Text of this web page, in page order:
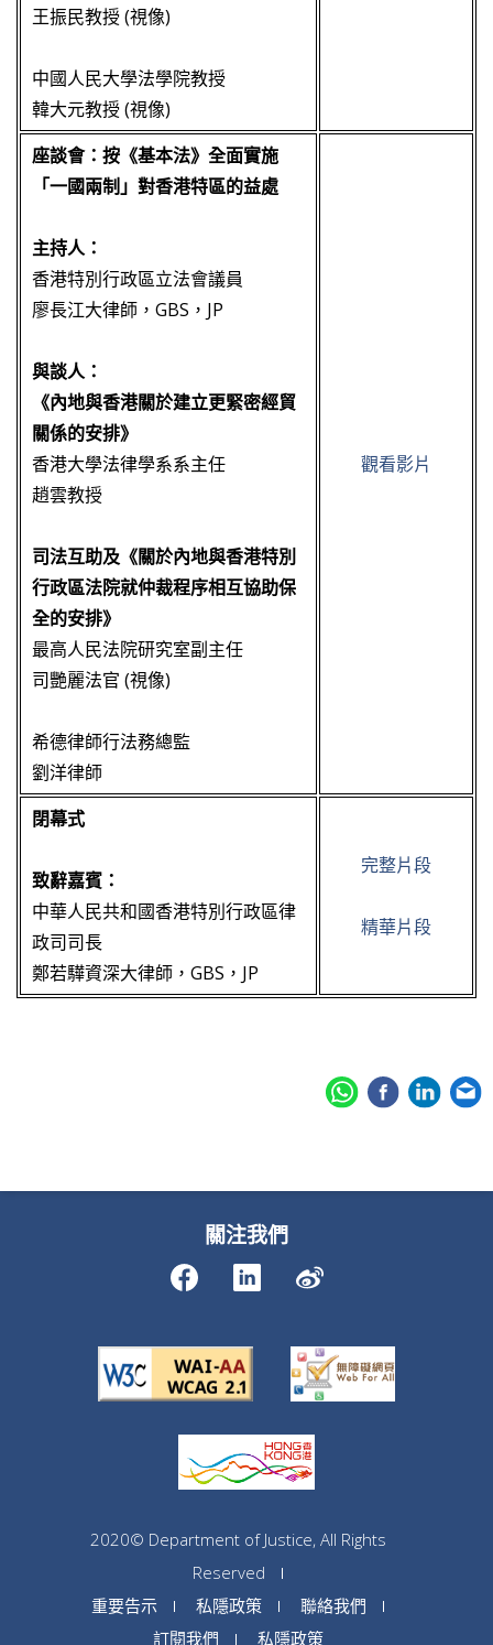
王振民教授 (視像)
中國人民大學法學院教授
韓大元教授 (視像)
座談會：按《基本法》全面實施
「一國兩制」對香港特區的益處
主持人：
香港特別行政區立法會議員
廖長江大律師，GBS，JP
與談人：
《內地與香港關於建立更緊密經貿
關係的安排》
香港大學法律學系系主任
趙雲教授
司法互助及《關於內地與香港特別
行政區法院就仲裁程序相互協助保
全的安排》
最高人民法院研究室副主任
司艷麗法官 (視像)
希德律師行法務總監
劉洋律師
觀看影片
閉幕式
致辭嘉賓：
中華人民共和國香港特別行政區律
政司司長
鄭若驊資深大律師，GBS，JP
完整片段
精華片段
關注我們
2020© Department of Justice, All Rights
Reserved
重要告示
私隱政策
聯絡我們
訂閱我們
私隱政策